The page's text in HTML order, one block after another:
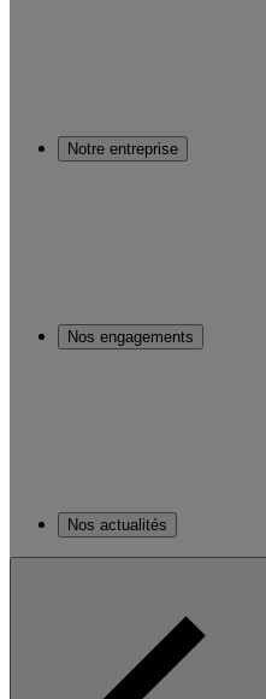
Notre entreprise
Nos engagements
Nos actualités